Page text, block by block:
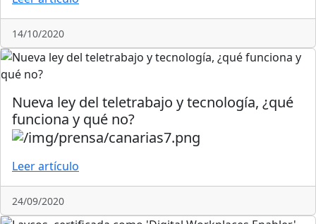
14/10/2020
Nueva ley del teletrabajo y tecnología, ¿qué
funciona y qué no?
Leer artículo
24/09/2020